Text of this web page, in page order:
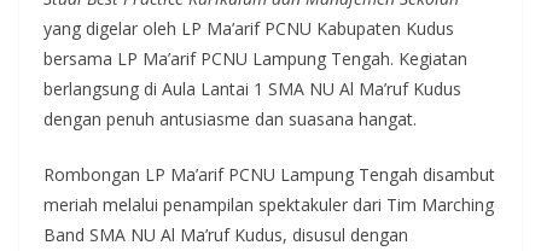
yang digelar oleh LP Ma’arif PCNU Kabupaten Kudus
bersama LP Ma’arif PCNU Lampung Tengah. Kegiatan
berlangsung di Aula Lantai 1 SMA NU Al Ma’ruf Kudus
dengan penuh antusiasme dan suasana hangat.
Rombongan LP Ma’arif PCNU Lampung Tengah disambut
meriah melalui penampilan spektakuler dari Tim Marching
Band SMA NU Al Ma’ruf Kudus, disusul dengan